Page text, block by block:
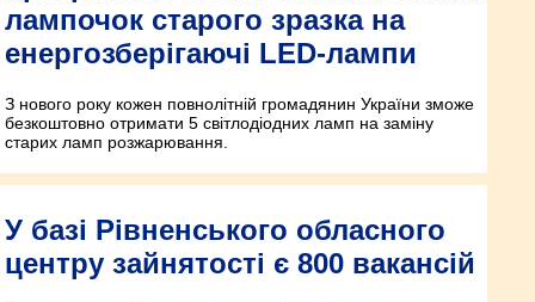
лампочок старого зразка на
енергозберігаючі LED-лампи
З нового року кожен повнолітній громадянин України зможе
безкоштовно отримати 5 світлодіодних ламп на заміну
старих ламп розжарювання.
У базі Рівненського обласного
центру зайнятості є 800 вакансій